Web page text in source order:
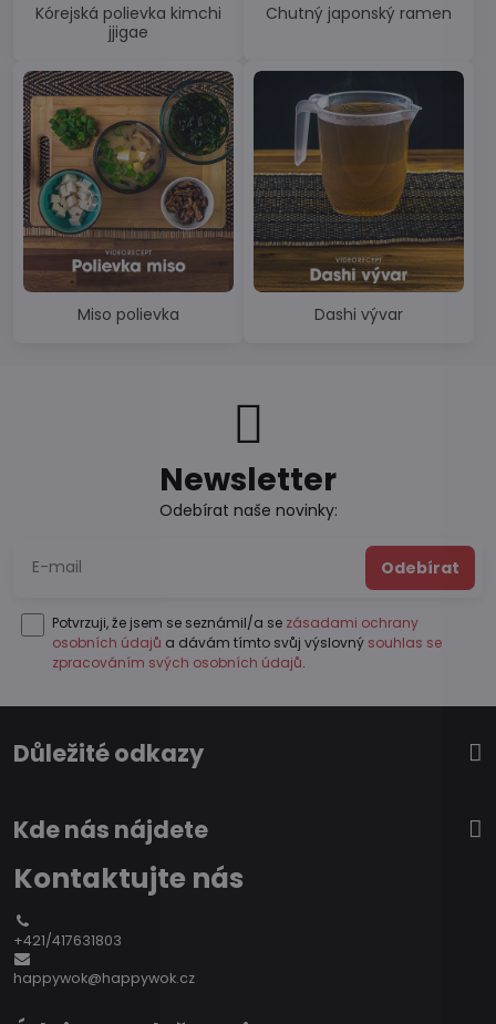
Kórejská polievka kimchi
jjigae
Chutný japonský ramen
Miso polievka Dashi vývar
Newsletter
Odebírat naše novinky:
Odebírat
Potvrzuji, že jsem se seznámil/a se zásadami ochrany
osobních údajů a dávám tímto svůj výslovný souhlas se
zpracováním svých osobních údajů.
Důležité odkazy
Kde nás nájdete
Kontaktujte nás
+421/417631803
happywok@happywok.cz